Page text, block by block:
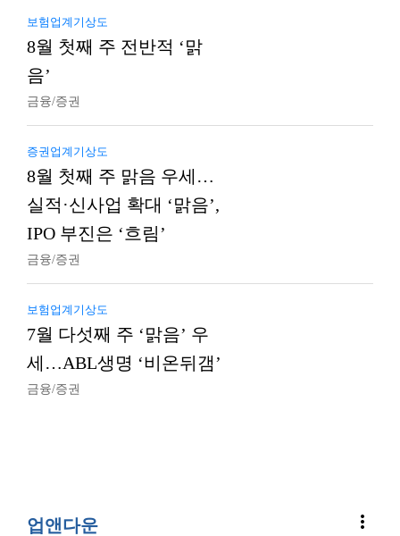
보험업계기상도
8월 첫째 주 전반적 ‘맑
음’
금융/증권
증권업계기상도
8월 첫째 주 맑음 우세…
실적·신사업 확대 ‘맑음’,
IPO 부진은 ‘흐림’
금융/증권
보험업계기상도
7월 다섯째 주 ‘맑음’ 우
세…ABL생명 ‘비온뒤갬’
금융/증권
업앤다운 more_vert